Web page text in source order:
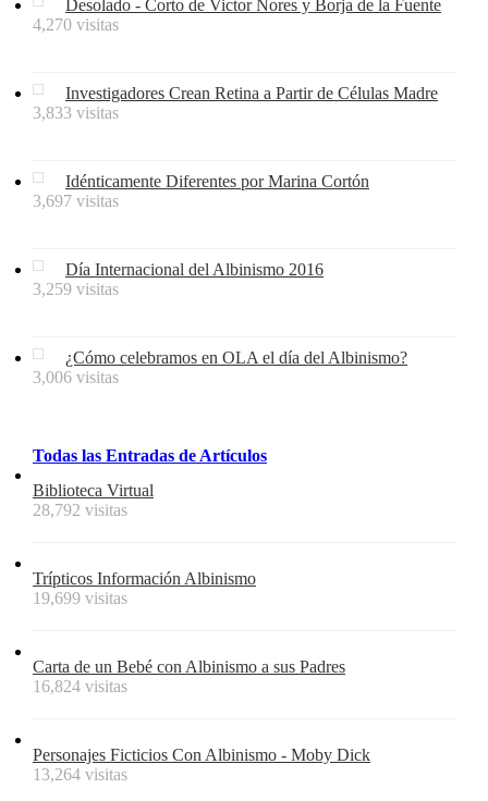
Desolado - Corto de Victor Nores y Borja de la Fuente
4,270 visitas
Investigadores Crean Retina a Partir de Células Madre
3,833 visitas
Idénticamente Diferentes por Marina Cortón
3,697 visitas
Día Internacional del Albinismo 2016
3,259 visitas
¿Cómo celebramos en OLA el día del Albinismo?
3,006 visitas
Todas las Entradas de Artículos
Biblioteca Virtual
28,792 visitas
Trípticos Información Albinismo
19,699 visitas
Carta de un Bebé con Albinismo a sus Padres
16,824 visitas
Personajes Ficticios Con Albinismo - Moby Dick
13,264 visitas